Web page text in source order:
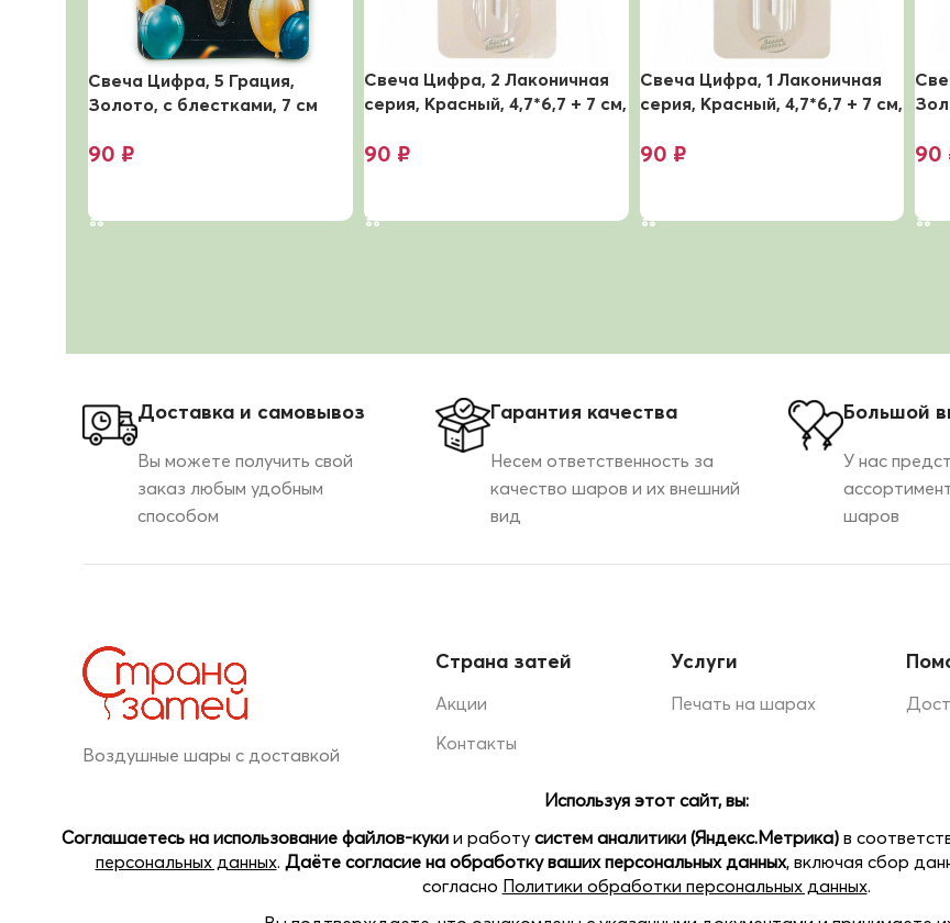
Свеча Цифра, 5 Грация,
Золото, с блестками, 7 см
90 ₽
Свеча Цифра, 2 Лаконичная
серия, Красный, 4,7*6,7 + 7 см,
90 ₽
Свеча Цифра, 1 Лаконичная
серия, Красный, 4,7*6,7 + 7 см,
90 ₽ 90
Доставка и самовывоз
Вы можете получить свой
заказ любым удобным
способом
Гарантия качества
Несем ответственность за
качество шаров и их внешний
вид
Большой
У нас
шаров
Воздушные шары с доставкой
Страна затей
Акции
Контакты
Услуги
Печать на шарах